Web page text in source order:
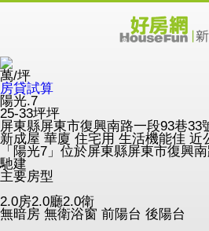
萬/坪
房貸試算
陽光.7
25-33坪坪
屏東縣屏東市復興南路一段93巷33
新成屋 華廈 住宅用 生活機能佳 近
「陽光7」位於屏東縣屏東市復興
馳建
主要房型
2.0房2.0廳2.0衛
無暗房 無衛浴窗 前陽台 後陽台